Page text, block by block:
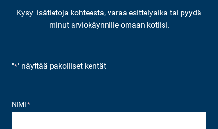
Kysy lisätietoja kohteesta, varaa esittelyaika tai pyydä
minut arviokäynnille omaan kotiisi.
"*" näyttää pakolliset kentät
NIMI *